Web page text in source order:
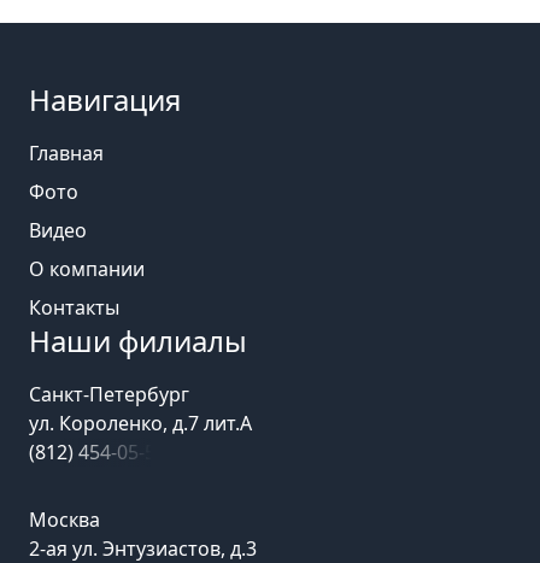
Навигация
Главная
Фото
Видео
О компании
Контакты
Наши филиалы
Санкт-Петербург
ул. Короленко, д.7 лит.А
(812) 454-05-54
Москва
2-ая ул. Энтузиастов, д.3